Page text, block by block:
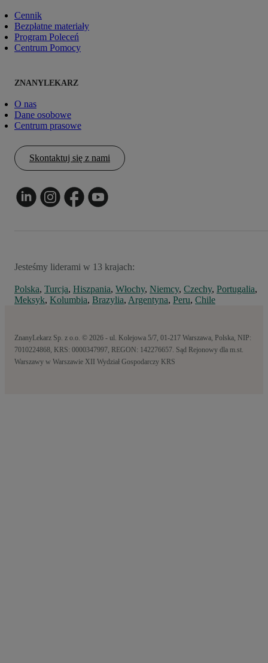
Cennik
Bezpłatne materiały
Program Poleceń
Centrum Pomocy
ZNANYLEKARZ
O nas
Dane osobowe
Centrum prasowe
Skontaktuj się z nami
Jesteśmy liderami w 13 krajach:
Polska, Turcja, Hiszpania, Włochy, Niemcy, Czechy, Portugalia,
Meksyk, Kolumbia, Brazylia, Argentyna, Peru, Chile
ZnanyLekarz Sp. z o.o. © 2026 - ul. Kolejowa 5/7, 01-217 Warszawa, Polska, NIP:
7010224868, KRS: 0000347997, REGON: 142276657. Sąd Rejonowy dla m.st.
Warszawy w Warszawie XII Wydział Gospodarczy KRS